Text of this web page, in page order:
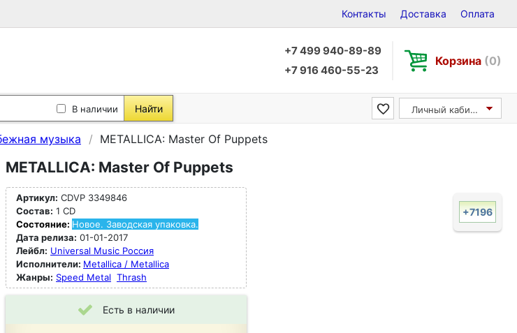
Контакты Доставка Оплата
+7 499 940-89-89
+7 916 460-55-23
Корзина (0)
В наличии Найти Личный кабинет
музыка METALLICA: Master Of Puppets
METALLICA: Master Of Puppets
Артикул: CDVP 3349846
Состав: 1 CD
Состояние: Новое. Заводская упаковка.
Дата релиза: 01-01-2017
Лейбл: Universal Music Россия
Исполнители: Metallica / Metallica
Жанры: Speed Metal Thrash
Есть в наличии
+7196